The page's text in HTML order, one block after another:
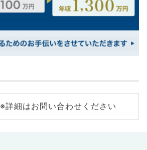
※詳細はお問い合わせください